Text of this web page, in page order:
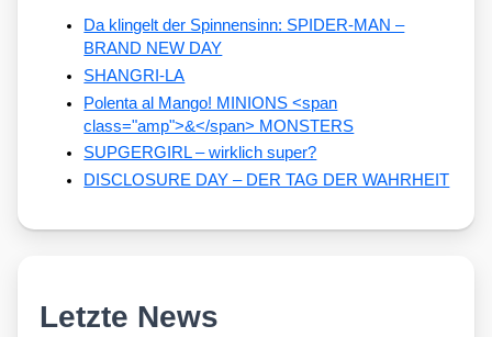
Da klingelt der Spinnensinn: SPIDER-MAN –
BRAND NEW DAY
SHANGRI-LA
Polenta al Mango! MINIONS <span
class="amp">&</span> MONSTERS
SUPGERGIRL – wirklich super?
DISCLOSURE DAY – DER TAG DER WAHRHEIT
Letzte News